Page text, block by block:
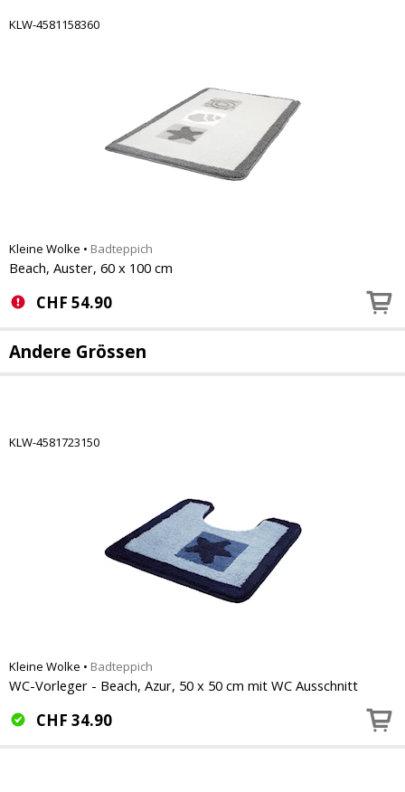
KLW-4581158360
Kleine Wolke • Badteppich
Beach, Auster, 60 x 100 cm
CHF 54.90
Andere Grössen
KLW-4581723150
Kleine Wolke • Badteppich
WC-Vorleger - Beach, Azur, 50 x 50 cm mit WC Ausschnitt
CHF 34.90